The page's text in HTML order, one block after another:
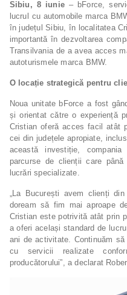
Sibiu, 8 iunie– bForce,
lucrul cu automobile marca
în județul Sibiu, în localitatea
importantă în dezvoltarea
Transilvania de a avea acces
autoturismele marca BMW.
O locație strategică pentru
Noua unitate bForce a fost
și orientat către o experiență
Cristian oferă acces facil atât
cei din județele apropiate,
această investiție,
parcurse de clienții care
lucrări specializate.
„La București avem clienți
doream să fim mai aproape
Cristian este potrivită atât prin
a oferi același standard de
ani de activitate. Continuăm
cu servicii realizate
producătorului”, a declarat